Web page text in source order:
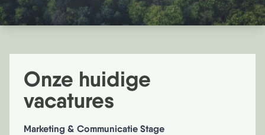
Onze huidige
vacatures
Marketing & Communicatie Stage